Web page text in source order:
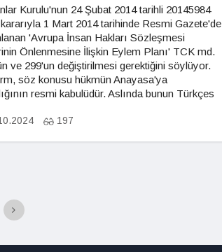
Kurulu'nun 24 Şubat 2014 tarihli 20145984
kararıyla 1 Mart 2014 tarihinde Resmi Gazete'de
'Avrupa İnsan Hakları Sözleşmesi
Önlenmesine İlişkin Eylem Planı' TCK md.
ve 299'un değiştirilmesi gerektiğini söylüyor.
söz konusu hükmün Anayasa'ya
resmi kabulüdür. Aslında bunun Türkçes
197